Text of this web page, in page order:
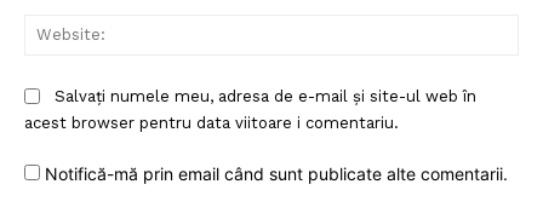
PRESShub
Salvați numele meu, adresa de e-mail și site-ul web în
acest browser pentru data viitoare i comentariu.
Notifică-mă prin email când sunt publicate alte comentarii.